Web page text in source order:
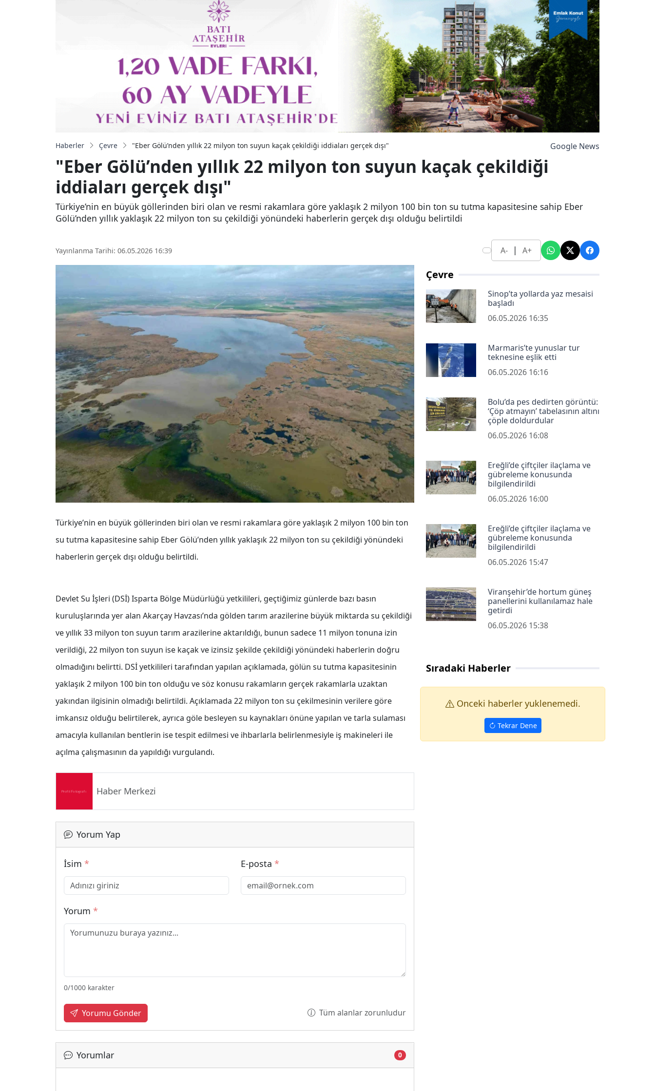
Haberler Çevre "Eber Gölü’nden yıllık 22 milyon ton suyun kaçak çekildiği iddiaları gerçek dışı" Google News
"Eber Gölü’nden yıllık 22 milyon ton suyun kaçak çekildiği
iddiaları gerçek dışı"
Türkiye’nin en büyük göllerinden biri olan ve resmi rakamlara göre yaklaşık 2 milyon 100 bin ton su tutma kapasitesine sahip Eber
Gölü’nden yıllık yaklaşık 22 milyon ton su çekildiği yönündeki haberlerin gerçek dışı olduğu belirtildi
Yayınlanma Tarihi: 06.05.2026 16:39 A- | A+
Türkiye’nin en büyük göllerinden biri olan ve resmi rakamlara göre yaklaşık 2 milyon 100 bin ton
su tutma kapasitesine sahip Eber Gölü’nden yıllık yaklaşık 22 milyon ton su çekildiği yönündeki
haberlerin gerçek dışı olduğu belirtildi.
Devlet Su İşleri (DSİ) Isparta Bölge Müdürlüğü yetkilileri, geçtiğimiz günlerde bazı basın
kuruluşlarında yer alan Akarçay Havzası’nda gölden tarım arazilerine büyük miktarda su çekildiği
ve yıllık 33 milyon ton suyun tarım arazilerine aktarıldığı, bunun sadece 11 milyon tonuna izin
verildiği, 22 milyon ton suyun ise kaçak ve izinsiz şekilde çekildiği yönündeki haberlerin doğru
olmadığını belirtti. DSİ yetkilileri tarafından yapılan açıklamada, gölün su tutma kapasitesinin
yaklaşık 2 milyon 100 bin ton olduğu ve söz konusu rakamların gerçek rakamlarla uzaktan
yakından ilgisinin olmadığı belirtildi. Açıklamada 22 milyon ton su çekilmesinin verilere göre
imkansız olduğu belirtilerek, ayrıca göle besleyen su kaynakları önüne yapılan ve tarla sulaması
amacıyla kullanılan bentlerin ise tespit edilmesi ve ihbarlarla belirlenmesiyle iş makineleri ile
açılma çalışmasının da yapıldığı vurgulandı.
Haber Merkezi
Yorum Yap
İsim * E-posta *
Yorum *
0/1000 karakter
Yorumu Gönder Tüm alanlar zorunludur
Yorumlar 0
Yükleniyor...
Çevre
Sinop’ta yollarda yaz mesaisi
başladı
06.05.2026 16:35
Marmaris’te yunuslar tur
teknesine eşlik etti
06.05.2026 16:16
Bolu’da pes dedirten görüntü:
‘Çöp atmayın’ tabelasının altını
çöple doldurdular
06.05.2026 16:08
Ereğli’de çiftçiler ilaçlama ve
gübreleme konusunda
bilgilendirildi
06.05.2026 16:00
Ereğli’de çiftçiler ilaçlama ve
gübreleme konusunda
bilgilendirildi
06.05.2026 15:47
Viranşehir’de hortum güneş
panellerini kullanılamaz hale
getirdi
06.05.2026 15:38
Sıradaki Haberler
Onceki haberler yuklenemedi.
Tekrar Dene